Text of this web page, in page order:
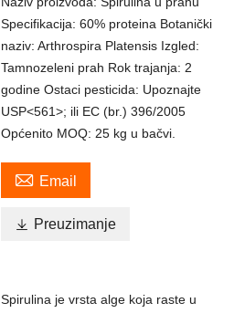
Specifikacija: 60% proteina Botanički
naziv: Arthrospira Platensis Izgled:
Tamnozeleni prah Rok trajanja: 2
godine Ostaci pesticida: Upoznajte
USP<561>; ili EC (br.) 396/2005
Općenito MOQ: 25 kg u bačvi.
 Email
 Preuzimanje
Spirulina je vrsta alge koja raste u